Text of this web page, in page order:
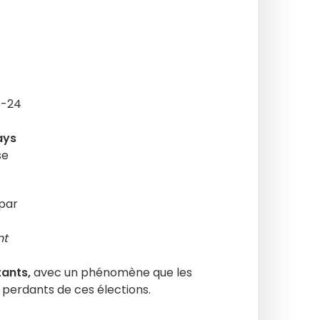
24
avec un phénomène que les
de ces élections.